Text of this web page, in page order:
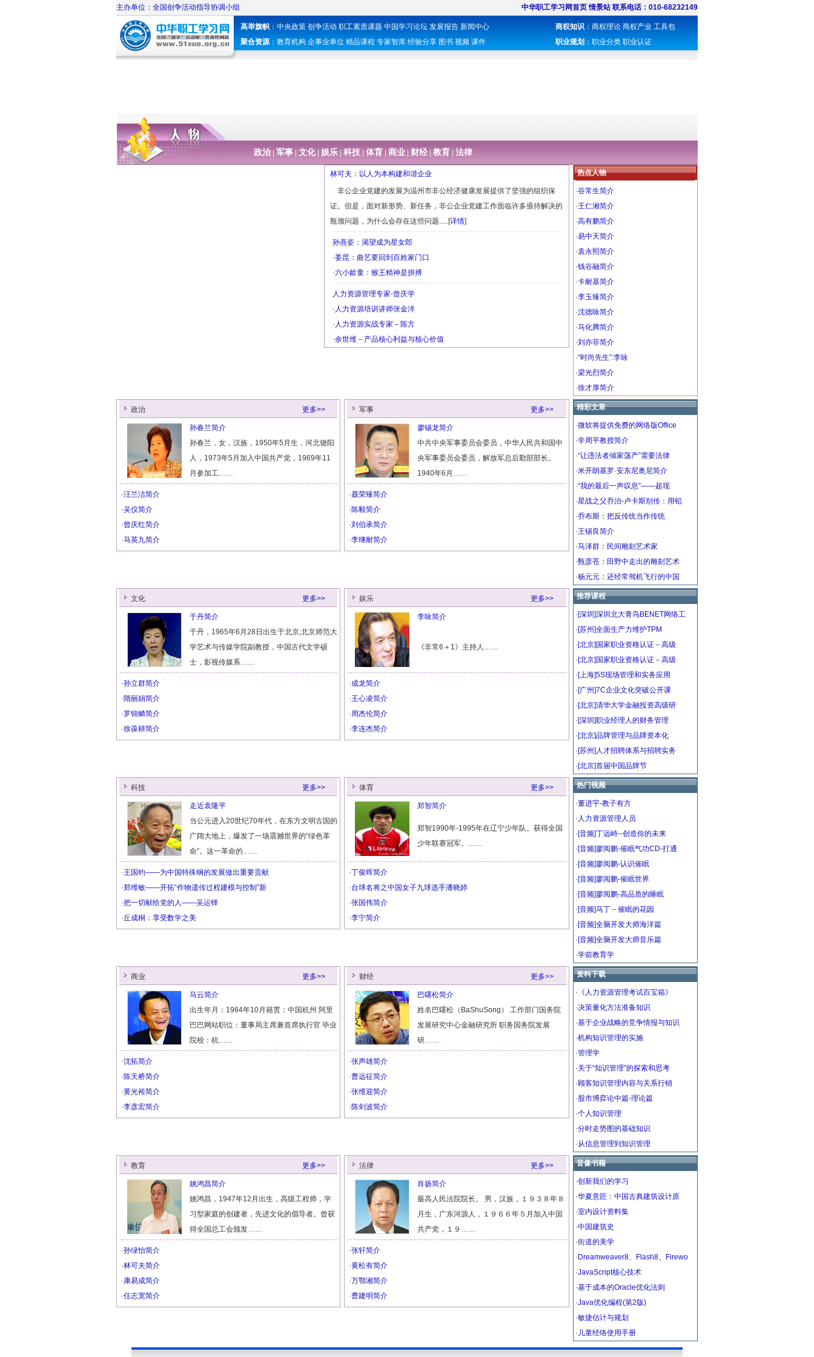
主办单位：全国创争活动指导协调小组 中华职工学习网首页 情景站 联系电话：010-68232149
商权知识 ： 商权理论 商权产业 工具包
高举旗帜 ： 中央政策 创争活动 职工素质课题 中国学习论坛 发展报告 新闻中心
职业规划 ： 职业分类 职业认证
聚合资源： 教育机构 企事业单位 精品课程 专家智库 经验分享 图书 视频 课件
政治| 军事| 文化| 娱乐| 科技| 体育 商业| 财经| 教育 法律
林可夫：以人为本构建和谐企业
非公企业党建的发展为温州市非公经济健康发展提供了坚强的组织保
证。但是，面对新形势、新任务，非公企业党建工作面临许多亟待解决的
瓶颈问题，为什么会存在这些问题.....[详情]
孙燕姿：渴望成为星女郎
·姜昆：曲艺要回到百姓家门口
·六小龄童：猴王精神是拼搏
人力资源管理专家-曾庆学
· 人力资源培训讲师张金洋
· 人力资源实战专家－陈方
·余世维－产品核心利益与核心价值
热点人物
·谷常生简介
·王仁湘简介
·高有鹏简介
·易中天简介
·袁永熙简介
·钱谷融简介
·卡耐基简介
·李玉臻简介
·沈德咏简介
·马化腾简介
·刘亦菲简介
·“时尚先生”:李咏
·梁光烈简介
·徐才厚简介
政治 更多>>
孙春兰简介
孙春兰，女，汉族，1950年5月生，河北饶阳
人，1973年5月加入中国共产党，1969年11
月参加工……
·汪兰洁简介
·吴仪简介
·曾庆红简介
·马英九简介
军事 更多>>
廖锡龙简介
中共中央军事委员会委员，中华人民共和国中
央军事委员会委员，解放军总后勤部部长。
1940年6月……
·聂荣臻简介
·陈毅简介
·刘伯承简介
·李继耐简介
精彩文章
·微软将提供免费的网络版Office
·辛周平教授简介
·“让违法者倾家荡产”需要法律
·米开朗基罗·安东尼奥尼简介
·“我的最后一声叹息”——超现
·星战之父乔治-卢卡斯别传：用铅
·乔布斯：把反传统当作传统
·王锡良简介
·马泽群：民间雕刻艺术家
·甄彦苍：田野中走出的雕刻艺术
·杨元元：还经常驾机飞行的中国
文化 更多>>
于丹简介
于丹，1965年6月28日出生于北京,北京师范大
学艺术与传媒学院副教授，中国古代文学硕
士，影视传媒系……
·孙立群简介
·隋丽娟简介
·罗锦鳞简介
·徐葆耕简介
娱乐 更多>>
李咏简介
《非常6＋1》主持人……
·成龙简介
·王心凌简介
·周杰伦简介
·李连杰简介
推荐课程
· [深圳]深圳北大青鸟BENET网络工
· [苏州]全面生产力维护TPM
· [北京]国家职业资格认证－高级
· [北京]国家职业资格认证－高级
· [上海]5S现场管理和实务应用
· [广州]7C企业文化突破公开课
· [北京]清华大学金融投资高级研
· [深圳]职业经理人的财务管理
· [北京]品牌管理与品牌资本化
· [苏州]人才招聘体系与招聘实务
· [北京]首届中国品牌节
科技 更多>>
走近袁隆平
当公元进入20世纪70年代，在东方文明古国的
广阔大地上，爆发了一场震撼世界的“绿色革
命”。这一革命的……
·王国钧——为中国特殊钢的发展做出重要贡献
·郑维敏——开拓“作物遗传过程建模与控制”新
·把一切献给党的人——吴运铎
· 丘成桐：享受数学之美
体育 更多>>
郑智简介
郑智1990年-1995年在辽宁少年队。获得全国
少年联赛冠军。……
·丁俊晖简介
·台球名将之中国女子九球选手潘晓婷
·张国伟简介
·李宁简介
热门视频
·董进宇-教子有方
· 人力资源管理人员
· [音频]丁远峙--创造你的未来
· [音频]廖阅鹏-催眠气功CD-打通
· [音频]廖阅鹏-认识催眠
· [音频]廖阅鹏-催眠世界
· [音频]廖阅鹏-高品质的睡眠
· [音频]马丁－催眠的花园
· [音频]全脑开发大师海洋篇
· [音频]全脑开发大师音乐篇
·学前教育学
商业 更多>>
马云简介
出生年月：1964年10月籍贯：中国杭州 阿里
巴巴网站职位：董事局主席兼首席执行官 毕业
院校：杭……
·沈拓简介
·陈天桥简介
·黄光裕简介
·李彦宏简介
财经 更多>>
巴曙松简介
姓名巴曙松（BaShuSong） 工作部门国务院
发展研究中心金融研究所 职务国务院发展
研……
·张声雄简介
·曹远征简介
·张维迎简介
·陈剑波简介
资料下载
· 《人力资源管理考试百宝箱》
·决策量化方法准备知识
·基于企业战略的竞争情报与知识
·机构知识管理的实施
·管理学
·关于“知识管理”的探索和思考
·顾客知识管理内容与关系行销
·股市博弈论中篇-理论篇
·个人知识管理
·分时走势图的基础知识
·从信息管理到知识管理
教育 更多>>
姚鸿昌简介
姚鸿昌，1947年12月出生，高级工程师，学
习型家庭的创建者，先进文化的倡导者。曾获
得全国总工会颁发……
·孙绿怡简介
·林可夫简介
·康易成简介
·任志宽简介
法律 更多>>
肖扬简介
最高人民法院院长。 男，汉族，１９３８年８
月生，广东河源人，１９６６年５月加入中国
共产党，１９……
·张轩简介
·黄松有简介
·万鄂湘简介
·曹建明简介
音像书籍
·创新我们的学习
·华夏意匠：中国古典建筑设计原
·室内设计资料集
·中国建筑史
·街道的美学
· Dreamweaver8、Flash8、Firewo
·JavaScript核心技术
·基于成本的Oracle优化法则
·Java优化编程(第2版)
·敏捷估计与规划
· 儿童经络使用手册